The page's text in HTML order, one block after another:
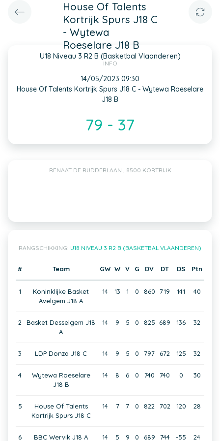
House Of Talents
Kortrijk Spurs J18 C
- Wytewa
Roeselare J18 B
U18 Niveau 3 R2 B (Basketbal Vlaanderen)
INFO
14/05/2023 09:30
House Of Talents Kortrijk Spurs J18 C - Wytewa Roeselare
J18 B
79 - 37
RENAAT DE RUDDERLAAN , 8500 KORTRIJK
RANGSCHIKKING: U18 NIVEAU 3 R2 B (BASKETBAL VLAANDEREN)
# Team GW W V G DV DT DS Ptn
1
Koninklijke Basket
Avelgem J18 A
14 13 1 0 860 719 141 40
2
Basket Desselgem J18
A
14 9 5 0 825 689 136 32
3 LDP Donza J18 C 14 9 5 0 797 672 125 32
4
Wytewa Roeselare
J18 B
14 8 6 0 740 740 0 30
5
House Of Talents
Kortrijk Spurs J18 C
14 7 7 0 822 702 120 28
6 BBC Wervik J18 A 14 5 9 0 689 744 -55 24